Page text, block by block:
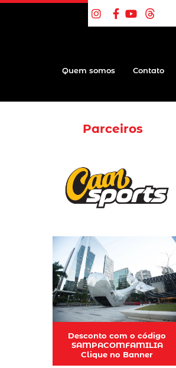
Quem somos Contato
Parceiros
Desconto com o código
SAMPACOMFAMILIA
Clique no Banner